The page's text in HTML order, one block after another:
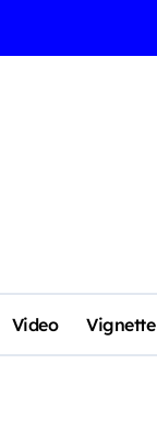
Video Vignette